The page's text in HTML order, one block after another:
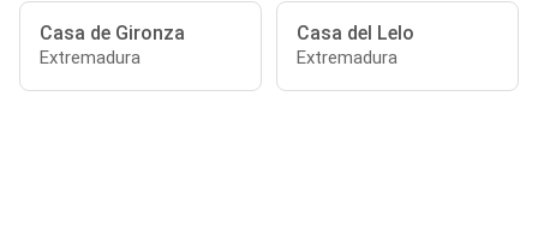
Casa de Gironza
Extremadura
Casa del Lelo
Extremadura